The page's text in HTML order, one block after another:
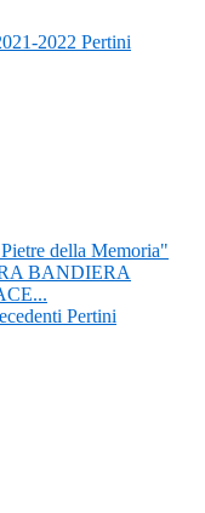
2022 Pertini
della Memoria"
BANDIERA
Pertini